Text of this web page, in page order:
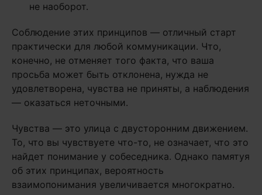
не наоборот.
Соблюдение этих принципов — отличный старт
практически для любой коммуникации. Что,
конечно, не отменяет того факта, что ваша
просьба может быть отклонена, нужда не
удовлетворена, чувства не приняты, а наблюдения
— оказаться неточными.
Чувства — это улица с двусторонним движением.
То, что вы чувствуете что-то, не означает, что это
найдет понимание у собеседника. Однако памятуя
об этих принципах, вероятность
взаимопонимания увеличивается многократно.